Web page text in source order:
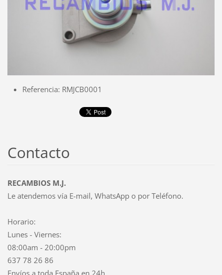
Referencia: RMJCB0001
Contacto
RECAMBIOS M.J.
Le atendemos vía E-mail, WhatsApp o por Teléfono.
Horario:
Lunes - Viernes:
08:00am - 20:00pm
637 78 26 86
Envíos a toda España en 24h.